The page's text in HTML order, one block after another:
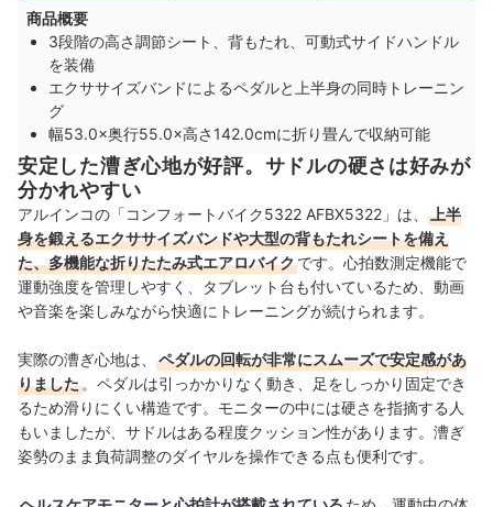
商品概要
3段階の高さ調節シート、背もたれ、可動式サイドハンドル
を装備
エクササイズバンドによるペダルと上半身の同時トレーニン
グ
幅53.0×奥行55.0×高さ142.0cmに折り畳んで収納可能
安定した漕ぎ心地が好評。サドルの硬さは好みが
分かれやすい
アルインコの「コンフォートバイク5322 AFBX5322」は、
上半
身を鍛えるエクササイズバンドや大型の背もたれシートを備え
た、多機能な折りたたみ式エアロバイクです。心拍数測定機能で
運動強度を管理しやすく、タブレット台も付いているため、動画
や音楽を楽しみながら快適にトレーニングが続けられます。
実際の漕ぎ心地は、
ペダルの回転が非常にスムーズで安定感があ
りました 。ペダルは引っかかりなく動き、足をしっかり固定でき
るため滑りにくい構造です。モニターの中には硬さを指摘する人
もいましたが、サドルはある程度クッション性があります。漕ぎ
姿勢のまま負荷調整のダイヤルを操作できる点も便利です。